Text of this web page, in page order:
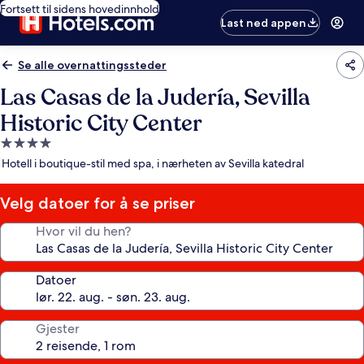
Fortsett til sidens hovedinnhold
Last ned appen
Se alle overnattingssteder
Las Casas de la Judería, Sevilla
Historic City Center
Overnattingssted
med
stjerner
Hotell i boutique-stil med spa, i nærheten av Sevilla katedral
Velg datoer for å se priser
Hvor vil du hen?
Datoer
Gjester